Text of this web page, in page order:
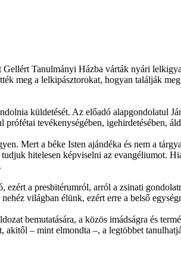
Tanulmányi Házba várták nyári
meg a lelkipásztorokat, hogyan találják
küldetését. Az előadó alapgondolatul
tevékenységében, igehirdetésében,
Mert a béke Isten ajándéka és nem a
hitelesen képviselni az evangéliumot.
a presbitérumról, arról a zsinati
világban élünk, ezért erre a belső
bemutatására, a közös imádságra és
– mint elmondta –, a legtöbbet